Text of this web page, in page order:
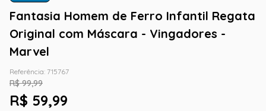
Fantasia Homem de Ferro Infantil Regata
Original com Máscara - Vingadores -
Marvel
Referência: 715767
R$ 99,99
R$ 59,99